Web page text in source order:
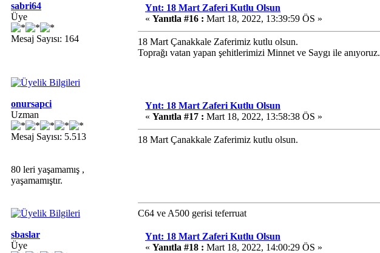
sabri64
Üye
Mesaj Sayısı: 164
Ynt: 18 Mart Zaferi Kutlu Olsun
« Yanıtla #16 : Mart 18, 2022, 13:39:59 ÖS »
18 Mart Çanakkale Zaferimiz kutlu olsun.
Toprağı vatan yapan şehitlerimizi Minnet ve Saygı ile anıyoruz.
onursapci
Uzman
Mesaj Sayısı: 5.513
80 leri yaşamamış ,
yaşamamıştır.
Ynt: 18 Mart Zaferi Kutlu Olsun
« Yanıtla #17 : Mart 18, 2022, 13:58:38 ÖS »
18 Mart Çanakkale Zaferimiz kutlu olsun.
C64 ve A500 gerisi teferruat
sbaslar
Üye
Ynt: 18 Mart Zaferi Kutlu Olsun
« Yanıtla #18 : Mart 18, 2022, 14:00:29 ÖS »